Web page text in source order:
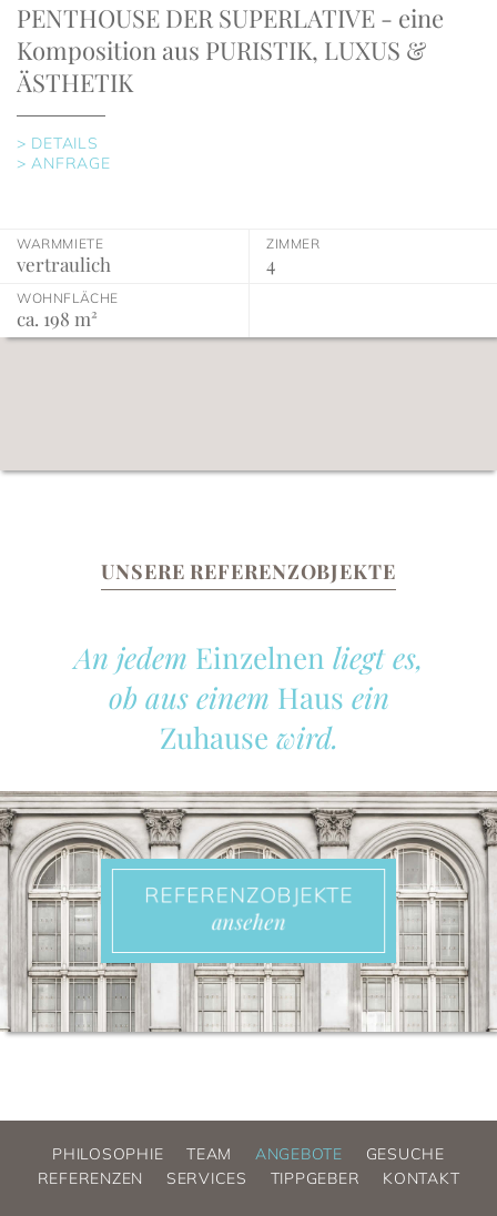
PENTHOUSE DER SUPERLATIVE - eine
Komposition aus PURISTIK, LUXUS &
ÄSTHETIK
> DETAILS
> ANFRAGE
WARMMIETE
vertraulich
ZIMMER
4
WOHNFLÄCHE
ca. 198 m²
UNSERE REFERENZOBJEKTE
An jedem Einzelnen liegt es,
ob aus einem Haus ein
Zuhause wird.
REFERENZOBJEKTE
ansehen
PHILOSOPHIE TEAM ANGEBOTE
GESUCHE
REFERENZEN
SERVICES TIPPGEBER KONTAKT